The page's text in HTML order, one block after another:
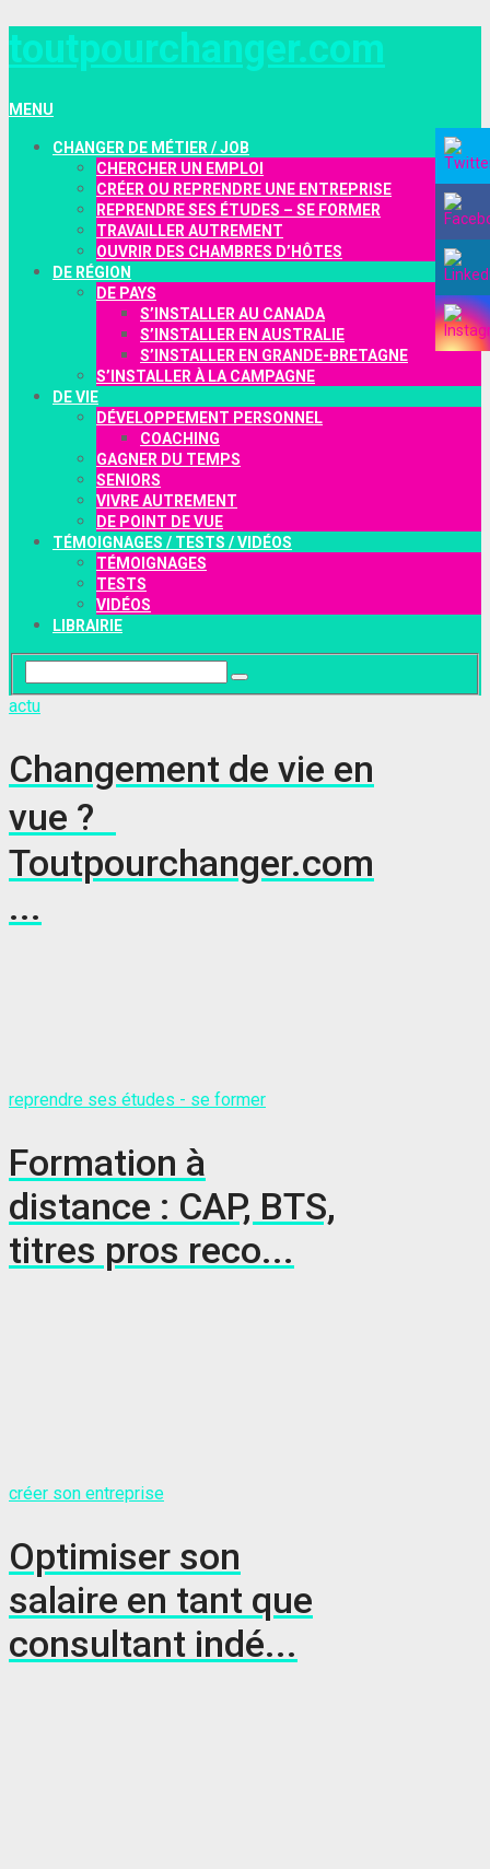
toutpourchanger.com
MENU
CHANGER DE MÉTIER / JOB
CHERCHER UN EMPLOI
CRÉER OU REPRENDRE UNE ENTREPRISE
REPRENDRE SES ÉTUDES – SE FORMER
TRAVAILLER AUTREMENT
OUVRIR DES CHAMBRES D’HÔTES
DE RÉGION
DE PAYS
S’INSTALLER AU CANADA
S’INSTALLER EN AUSTRALIE
S’INSTALLER EN GRANDE-BRETAGNE
S’INSTALLER À LA CAMPAGNE
DE VIE
DÉVELOPPEMENT PERSONNEL
COACHING
GAGNER DU TEMPS
SENIORS
VIVRE AUTREMENT
DE POINT DE VUE
TÉMOIGNAGES / TESTS / VIDÉOS
TÉMOIGNAGES
TESTS
VIDÉOS
LIBRAIRIE
actu
Changement de vie en
vue ?
Toutpourchanger.com
...
reprendre ses études - se former
Formation à
distance : CAP, BTS,
titres pros reco...
créer son entreprise
Optimiser son
salaire en tant que
consultant indé...